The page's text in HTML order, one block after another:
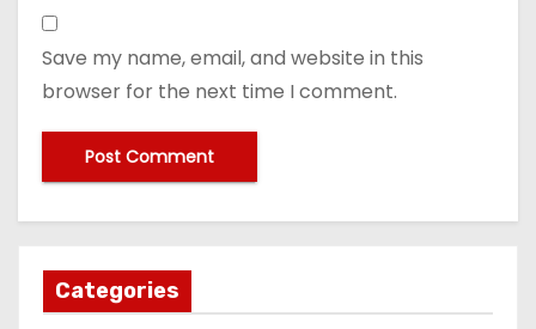
Save my name, email, and website in this
browser for the next time I comment.
Categories